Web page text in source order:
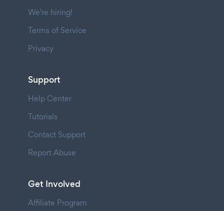
We're hiring!
Terms of Service
Privacy
Support
Help Center
Tutorials
Contact Support
Report Abuse
Get Involved
Affiliate Program